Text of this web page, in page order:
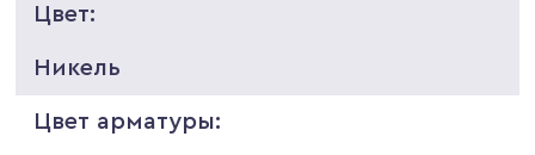
Цвет:
Никель
Цвет арматуры: